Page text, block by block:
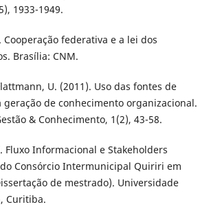
1933-1949.
Cooperação federativa e a lei dos
Brasília: CNM.
U. (2011). Uso das fontes de
geração de conhecimento organizacional.
& Conhecimento, 1(2), 43-58.
Fluxo Informacional e Stakeholders
Consórcio Intermunicipal Quiriri em
de mestrado). Universidade
Curitiba.